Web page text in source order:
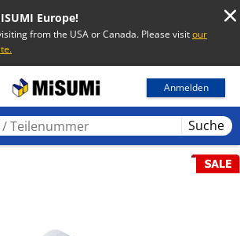
Europe!
from the USA or Canada. Please visitour
Anmelden
Suche